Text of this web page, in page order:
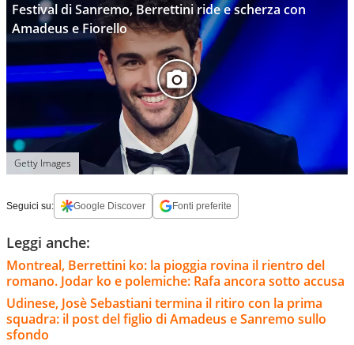
Festival di Sanremo, Berrettini ride e scherza con
Amadeus e Fiorello
Getty Images
Seguici su: Google Discover Fonti preferite
Leggi anche:
Montreal, Berrettini ko: la pioggia rovina il rientro del
romano. Jodar ko e polemiche: Rafa ancora sotto accusa
Udinese, Josè Sebastiani termina il ritiro con la prima
squadra: il post del figlio di Amadeus e Sanremo sullo
sfondo